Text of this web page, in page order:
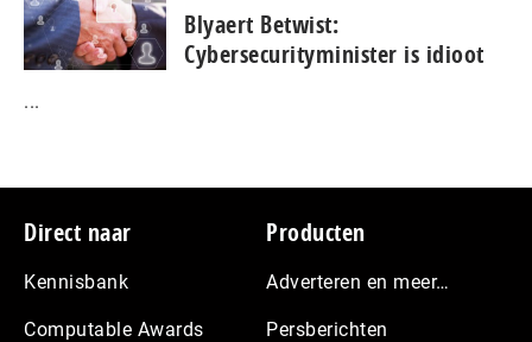
Blyaert Betwist:
Cybersecurityminister is idioot
...
Footer
Direct naar
Kennisbank
Computable Awards
Producten
Adverteren en meer…
Persberichten